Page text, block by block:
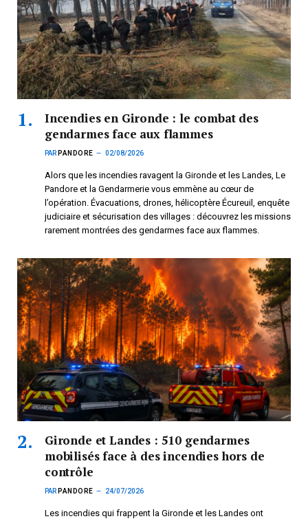
Incendies en Gironde : le combat des
gendarmes face aux flammes
PAR PANDORE 02/08/2026
Alors que les incendies ravagent la Gironde et les Landes, Le
Pandore et la Gendarmerie vous emmène au cœur de
l’opération. Évacuations, drones, hélicoptère Écureuil, enquête
judiciaire et sécurisation des villages : découvrez les missions
rarement montrées des gendarmes face aux flammes.
Gironde et Landes : 510 gendarmes
mobilisés face à des incendies hors de
contrôle
PAR PANDORE 24/07/2026
Les incendies qui frappent la Gironde et les Landes ont